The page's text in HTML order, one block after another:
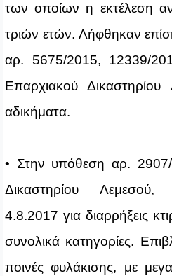
των οποίων η εκτέλεση
τριών ετών. Λήφθηκαν
αρ. 5675/2015, 12339/
Επαρχιακού
αδικήματα.
• Στην υπόθεση αρ.
Δικαστηρίου Λεμεσού,
4.8.2017 για διαρρήξεις
συνολικά κατηγορίες.
ποινές φυλάκισης, με